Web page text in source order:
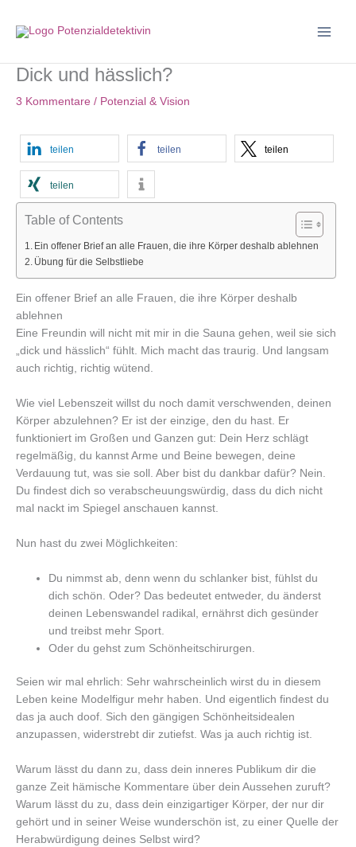
Inhalt
Dick und hässlich?
3 Kommentare / Potenzial & Vision
teilen teilen teilen
teilen
Table of Contents
Ein offener Brief an alle Frauen, die ihre Körper deshalb ablehnen
Übung für die Selbstliebe
Ein offener Brief an alle Frauen, die ihre Körper deshalb
ablehnen
Eine Freundin will nicht mit mir in die Sauna gehen, weil sie sich
„dick und hässlich“ fühlt. Mich macht das traurig. Und langsam
auch richtig, richtig wütend.
Wie viel Lebenszeit willst du noch damit verschwenden, deinen
Körper abzulehnen? Er ist der einzige, den du hast. Er
funktioniert im Großen und Ganzen gut: Dein Herz schlägt
regelmäßig, du kannst Arme und Beine bewegen, deine
Verdauung tut, was sie soll. Aber bist du dankbar dafür? Nein.
Du findest dich so verabscheuungswürdig, dass du dich nicht
mal nackt im Spiegel anschauen kannst.
Nun hast du zwei Möglichkeiten:
Du nimmst ab, denn wenn du schlanker bist, fühlst du
dich schön. Oder? Das bedeutet entweder, du änderst
deinen Lebenswandel radikal, ernährst dich gesünder
und treibst mehr Sport.
Oder du gehst zum Schönheitschirurgen.
Seien wir mal ehrlich: Sehr wahrscheinlich wirst du in diesem
Leben keine Modelfigur mehr haben. Und eigentlich findest du
das ja auch doof. Sich den gängigen Schönheitsidealen
anzupassen, widerstrebt dir zutiefst. Was ja auch richtig ist.
Warum lässt du dann zu, dass dein inneres Publikum dir die
ganze Zeit hämische Kommentare über dein Aussehen zuruft?
Warum lässt du zu, dass dein einzigartiger Körper, der nur dir
gehört und in seiner Weise wunderschön ist, zu einer Quelle der
Herabwürdigung deines Selbst wird?